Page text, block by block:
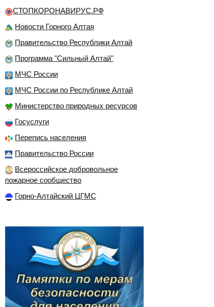
СТОПКОРОНАВИРУС.РФ
Новости Горного Алтая
Правительство Республики Алтай
Программа "Сильный Алтай"
МЧС России
МЧС России по Республике Алтай
Министерство природных ресурсов
Госуслуги
Перепись населения
Правительство России
Всероссийское добровольное
пожарное сообщество
Горно-Алтайский ЦГМС